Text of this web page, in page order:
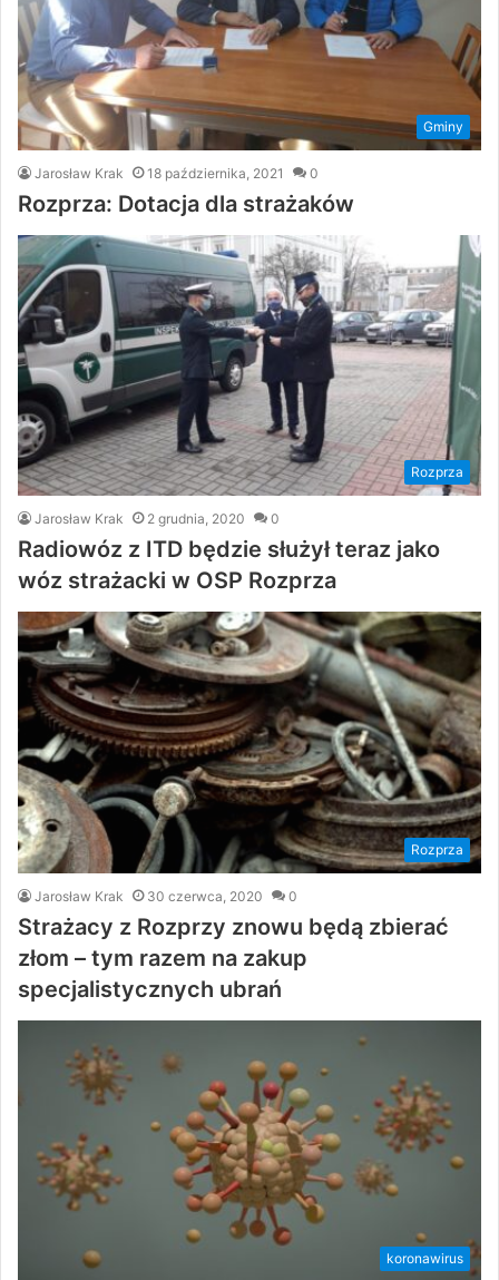
Gminy
Jarosław Krak 18 października, 2021 0
Rozprza: Dotacja dla strażaków
Rozprza
Jarosław Krak 2 grudnia, 2020 0
Radiowóz z ITD będzie służył teraz jako
wóz strażacki w OSP Rozprza
Rozprza
Jarosław Krak 30 czerwca, 2020 0
Strażacy z Rozprzy znowu będą zbierać
złom – tym razem na zakup
specjalistycznych ubrań
koronawirus